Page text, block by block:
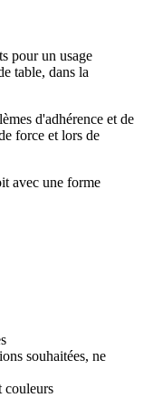
pour un usage
table, dans la
d'adhérence et de
force et lors de
avec une forme
souhaitées, ne
couleurs